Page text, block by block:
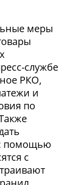
меры
службе
РКО,
и
по
помощью
с